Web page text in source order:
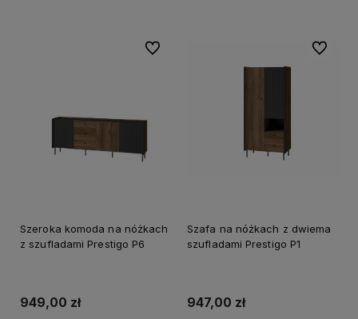
Szeroka komoda na nóżkach
z szufladami Prestigo P6
949,00 zł
Do ulubionych
Szafa na nóżkach z dwiema
szufladami Prestigo P1
947,00 zł
Do